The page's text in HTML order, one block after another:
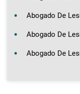
Abogado De
Abogado De
Abogado De